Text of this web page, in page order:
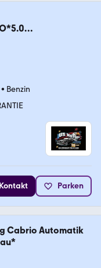
• Benzin
Kontakt Parken
Cabrio Automatik